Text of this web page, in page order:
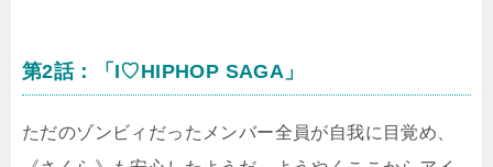
第2話：「I♡HIPHOP SAGA」
ただのゾンビィだったメンバー全員が自我に目覚め、